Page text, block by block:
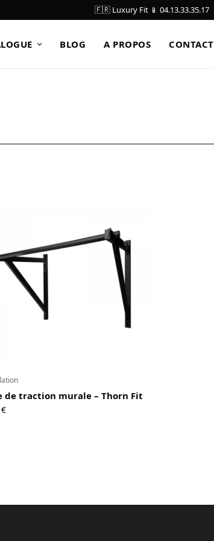
🇫🇷 Luxury Fit 📱 04.13.33.35.17
BLOG A PROPOS CONTACT
de traction murale – Thorn Fit
€